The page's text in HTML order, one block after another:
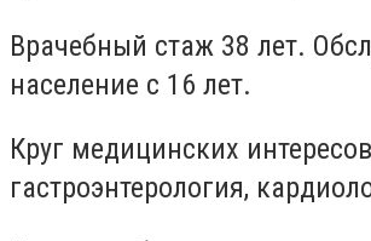
Врачебный стаж 38 лет.
население с 16 лет.
Круг медицинских
гастроэнтерология,